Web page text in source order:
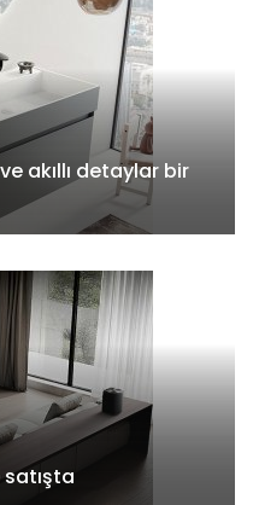
akıllı detaylar bir